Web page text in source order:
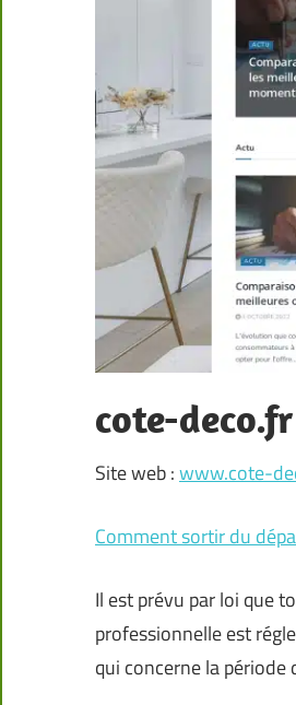
cote-deco.fr
Site web :www.cote-
Comment sortir du
Il est prévu par loi que
professionnelle est
qui concerne la